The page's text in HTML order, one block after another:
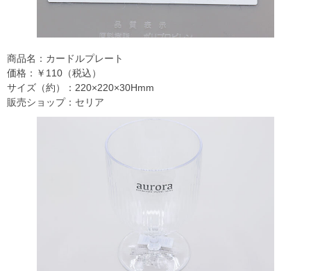
商品名：カードルプレート
価格：￥110（税込）
サイズ（約）：220×220×30Hmm
販売ショップ：セリア